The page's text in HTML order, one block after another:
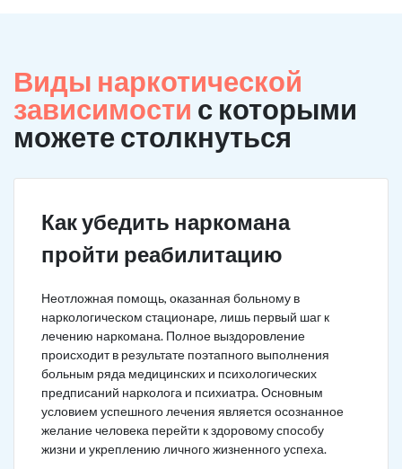
Виды наркотической
зависимости с которыми
можете столкнуться
Как убедить наркомана
пройти реабилитацию
Неотложная помощь, оказанная больному в
наркологическом стационаре, лишь первый шаг к
лечению наркомана. Полное выздоровление
происходит в результате поэтапного выполнения
больным ряда медицинских и психологических
предписаний нарколога и психиатра. Основным
условием успешного лечения является осознанное
желание человека перейти к здоровому способу
жизни и укреплению личного жизненного успеха.